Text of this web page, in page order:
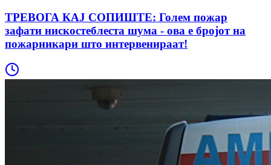
ТРЕВОГА КАЈ СОПИШТЕ: Голем пожар
зафати нискостеблеста шума - ова е бројот на
пожарникари што интервенираат!